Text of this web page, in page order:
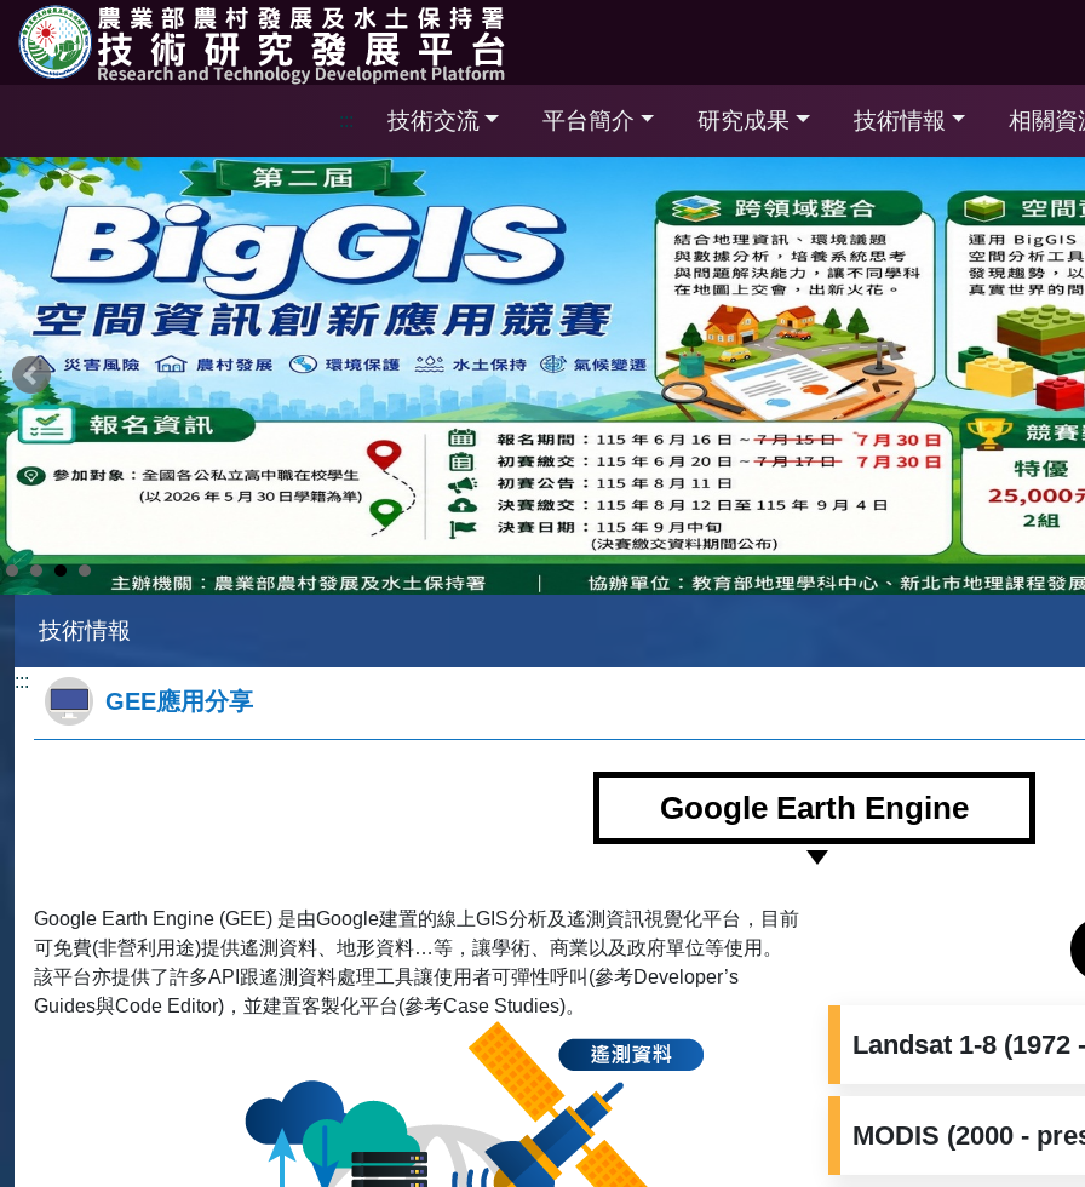
跳到主要內容區塊
::: 技術交流 平台簡介 研究成果 技術情報 相關資
技術情報
:::
GEE應用分享
Google Earth Engine
Google Earth Engine (GEE) 是由Google建置的線上GIS分析及遙測資訊視覺化平台，目前
可免費(非營利用途)提供遙測資料、地形資料…等，讓學術、商業以及政府單位等使用。
該平台亦提供了許多API跟遙測資料處理工具讓使用者可彈性呼叫(參考Developer’s
Guides與Code Editor)，並建置客製化平台(參考Case Studies)。
Landsat 1-8 (1972
MODIS (2000 -